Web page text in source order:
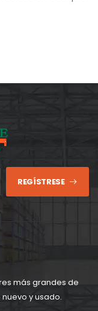
REGÍSTRESE
más grandes de
y usado.